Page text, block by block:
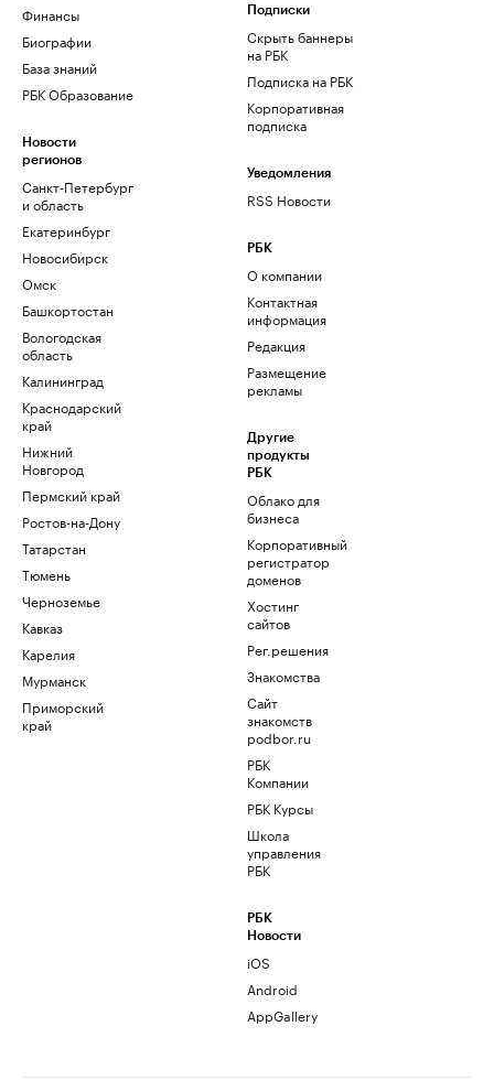
Финансы
Биографии
База знаний
РБК Образование
Новости
регионов
Санкт-Петербург
и область
Екатеринбург
Новосибирск
Омск
Башкортостан
Вологодская
область
Калининград
Краснодарский
край
Нижний
Новгород
Пермский край
Ростов-на-Дону
Татарстан
Тюмень
Черноземье
Кавказ
Карелия
Мурманск
Приморский
край
Подписки
Скрыть баннеры
на РБК
Подписка на РБК
Корпоративная
подписка
Уведомления
RSS Новости
РБК
О компании
Контактная
информация
Редакция
Размещение
рекламы
Другие
продукты
РБК
Облако для
бизнеса
Корпоративный
регистратор
доменов
Хостинг
сайтов
Рег.решения
Знакомства
Сайт
знакомств
podbor.ru
РБК
Компании
РБК Курсы
Школа
управления
РБК
РБК
Новости
iOS
Android
AppGallery